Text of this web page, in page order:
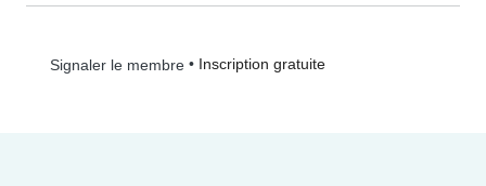
Signaler le membre• Inscription gratuite